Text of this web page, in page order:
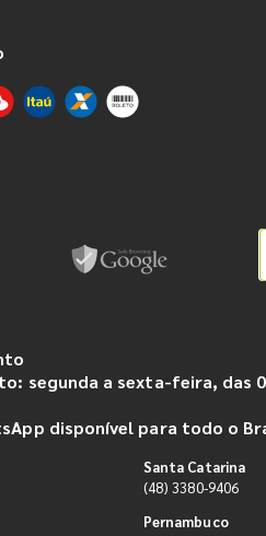
segunda a sexta-feira, das
disponível para todo o
Santa Catarina
(48) 3380-9406
Pernambuco